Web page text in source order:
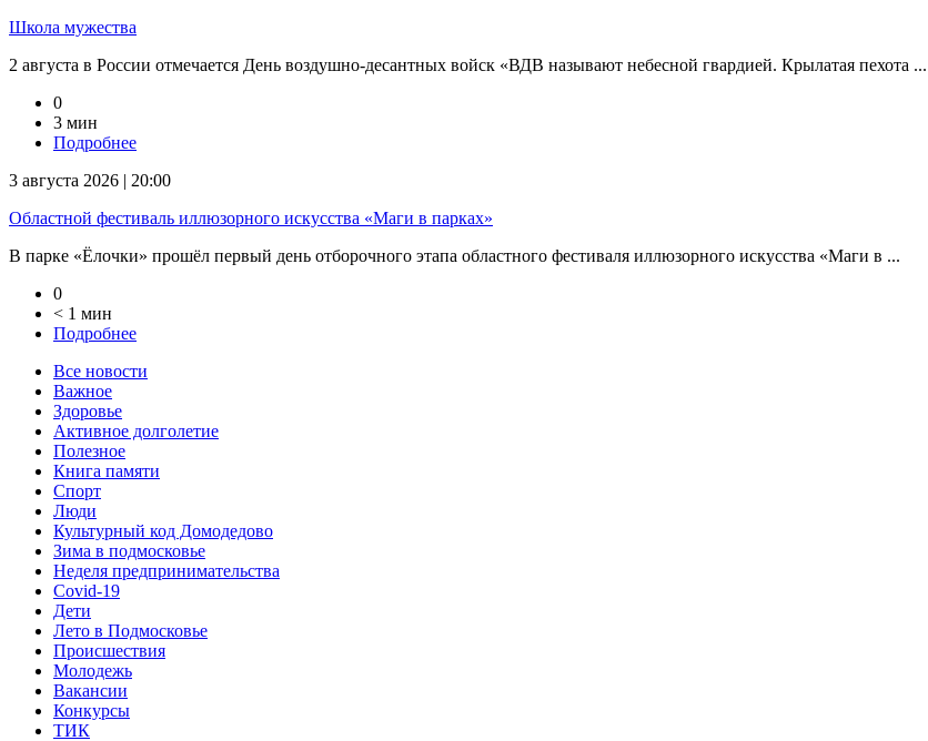
Школа мужества
2 августа в России отмечается День воздушно-десантных войск «ВДВ называют небесной гвардией. Крылатая пехота ...
0
3 мин
Подробнее
3 августа 2026 | 20:00
Областной фестиваль иллюзорного искусства «Маги в парках»
В парке «Ёлочки» прошёл первый день отборочного этапа областного фестиваля иллюзорного искусства «Маги в ...
0
< 1 мин
Подробнее
Все новости
Важное
Здоровье
Активное долголетие
Полезное
Книга памяти
Спорт
Люди
Культурный код Домодедово
Зима в подмосковье
Неделя предпринимательства
Covid-19
Дети
Лето в Подмосковье
Происшествия
Молодежь
Вакансии
Конкурсы
ТИК